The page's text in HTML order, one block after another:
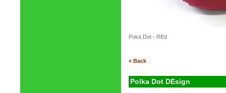
Poka Dot - REd
« Back
Polka Dot DEsign